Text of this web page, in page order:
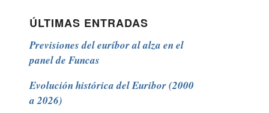
ÚLTIMAS ENTRADAS
Previsiones del euríbor al alza en el
panel de Funcas
Evolución histórica del Euribor (2000
a 2026)